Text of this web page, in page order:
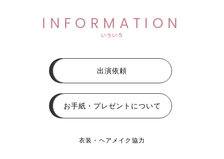
INFORMATION
いろいろ
出演依頼
お手紙・プレゼントについて
衣装・ヘアメイク協力